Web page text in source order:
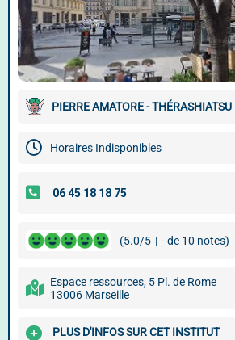
PIERRE AMATORE - THÉRASHIATSU
Horaires Indisponibles
(5.0/5 | - de 10 notes)
Espace ressources, 5 Pl. de Rome
13006 Marseille
PLUS D'INFOS SUR CET INSTITUT